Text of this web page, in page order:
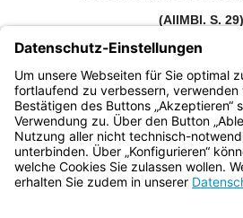
(AllMBl. S. 29)
Zitiervorschlag: Bekanntmachung des
über die Vollzugshinweise zum
vom 10. Januar 2018 (AllMBl. S. 29)
Bayern.de
BayernPortal